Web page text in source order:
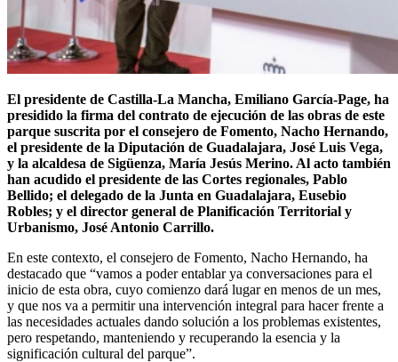
El presidente de Castilla-La Mancha, Emiliano García-Page, ha
presidido la firma del contrato de ejecución de las obras de este
parque suscrita por el consejero de Fomento, Nacho Hernando,
el presidente de la Diputación de Guadalajara, José Luis Vega,
y la alcaldesa de Sigüenza, María Jesús Merino. Al acto también
han acudido el presidente de las Cortes regionales, Pablo
Bellido; el delegado de la Junta en Guadalajara, Eusebio
Robles; y el director general de Planificación Territorial y
Urbanismo, José Antonio Carrillo.
En este contexto, el consejero de Fomento, Nacho Hernando, ha
destacado que “vamos a poder entablar ya conversaciones para el
inicio de esta obra, cuyo comienzo dará lugar en menos de un mes,
y que nos va a permitir una intervención integral para hacer frente a
las necesidades actuales dando solución a los problemas existentes,
pero respetando, manteniendo y recuperando la esencia y la
significación cultural del parque”.